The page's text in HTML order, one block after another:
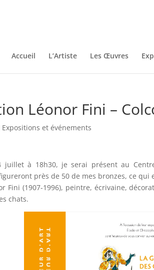
Accueil L’Artiste Les Œuvres
Léonor Fini –
Expositions et événements
juillet à 18h30, je serai présent au
près de 50 de mes bronzes, ce
Fini (1907-1996), peintre, écrivaine,
chats.